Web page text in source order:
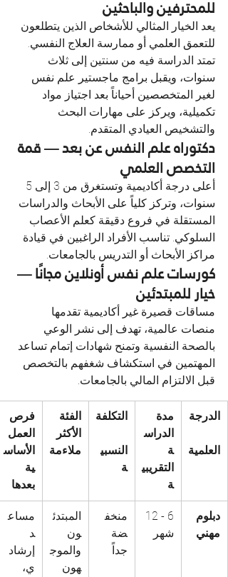
للمحترفين والباحثين
يعد الخيار المثالي للأشخاص الذين يتطلعون
للتعمق العلمي أو ممارسة العلاج النفسي.
تمتد الدراسة فيه من سنتين إلى ثلاث
سنوات، ويقبل برامج ماجستير علم نفس
لغير المتخصصين أحياناً بعد اجتياز مواد
تكميلية، ويركز على مهارات البحث
والتشخيص العيادي المتقدم.
دكتوراه علم النفس عن بعد — قمة
التخصص العلمي
سنوات، وتركز كلياً على الأبحاث والدراسات
المستقلة في فروع دقيقة كعلم الأعصاب
السلوكي. تناسب الأفراد الراغبين في قيادة
مراكز الأبحاث أو التدريس بالجامعات.
كورسات علم نفس أونلاين مجانًا —
خيار للمبتدئين
مساقات قصيرة غير أكاديمية تقدمها
منصات عالمية، تهدف إلى نشر الوعي
بالصحة النفسية وتمنح شهادات إتمام تساعد
المهتمين في استكشاف شغفهم بالتخصص
قبل الالتزام المالي بالجامعات.
الدرجة
العلمية
مدة
الدراس
ة
التقريبي
ة
التكلفة
النسبي
ة
الفئة
الأكثر
ملاءمة
فرص
العمل
الأساس
ية
بعدها
دبلوم
مهني
شهر
منخف
ضة
جداً
المبتدئ
ون
والموج
هون
مساع
د
إرشاد
ي،